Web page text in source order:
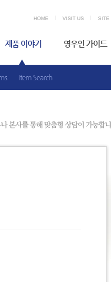
HOME VISIT US SITE
제품 이야기 영우인 가이드
Item Search